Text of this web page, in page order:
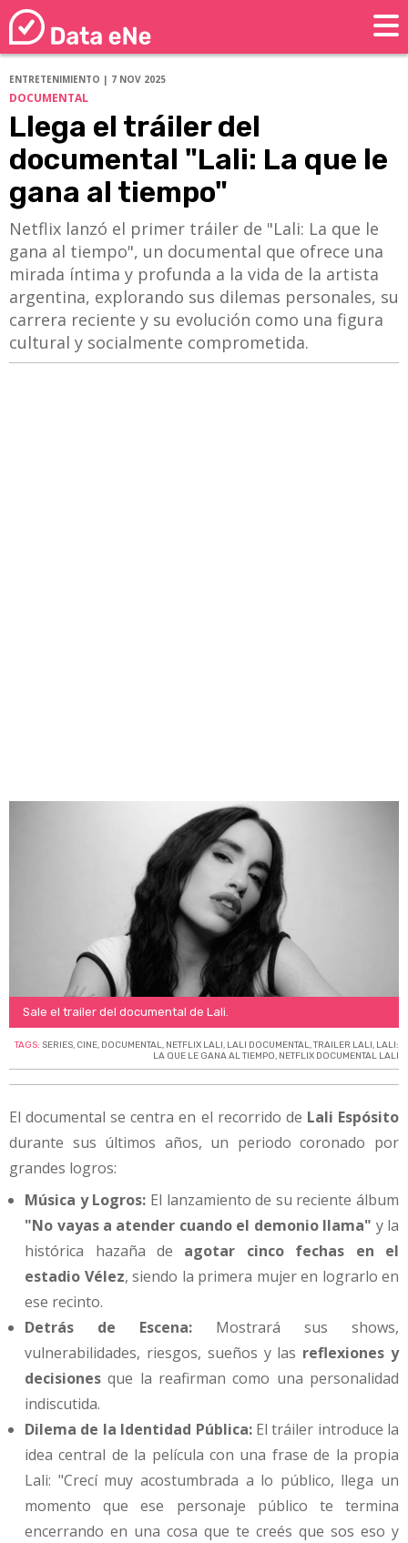
ENTRETENIMIENTO | 7 NOV 2025
DOCUMENTAL
Llega el tráiler del
documental "Lali: La que le
gana al tiempo"
Netflix lanzó el primer tráiler de "Lali: La que le
gana al tiempo", un documental que ofrece una
mirada íntima y profunda a la vida de la artista
argentina, explorando sus dilemas personales, su
carrera reciente y su evolución como una figura
cultural y socialmente comprometida.
Sale el trailer del documental de Lali.
TAGS: SERIES, CINE, DOCUMENTAL, NETFLIX LALI , LALI DOCUMENTAL,TRAILER LALI , LALI:
LA QUE LE GANA AL TIEMPO, NETFLIX DOCUMENTAL LALI
El documental se centra en el recorrido de Lali Espósito
durante sus últimos años, un periodo coronado por
grandes logros:
Música y Logros: El lanzamiento de su reciente álbum
"No vayas a atender cuando el demonio llama" y la
histórica hazaña de agotar cinco fechas en el
estadio Vélez, siendo la primera mujer en lograrlo en
ese recinto.
Detrás de Escena: Mostrará sus shows,
vulnerabilidades, riesgos, sueños y las reflexiones y
decisiones que la reafirman como una personalidad
indiscutida.
Dilema de la Identidad Pública:El tráiler introduce la
idea central de la película con una frase de la propia
Lali: "Crecí muy acostumbrada a lo público, llega un
momento que ese personaje público te termina
encerrando en una cosa que te creés que sos eso y